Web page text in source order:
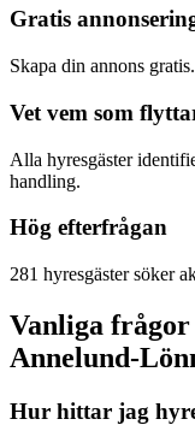
Gratis
Skapa din annons
Vet vem som
Alla hyresgäster
handling.
Hög efterfrågan
281 hyresgäster söker
Vanliga
Annelund-
Hur hittar jag